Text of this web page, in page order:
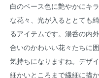
白のベース色に艶やかにキ
な花々、光が入るととても
るアイテムです。湯呑の内
合いのかわいい花々たちに
気持ちになりますね。デザ
細かいところまで繊細に描